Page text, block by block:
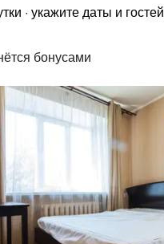
укажите даты и гостей
бонусами